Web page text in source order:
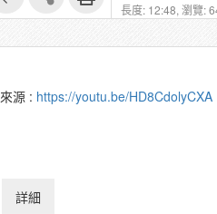
長度: 12:48, 瀏覽:
來源 : https://youtu.be/HD8CdolyCXA
詳細